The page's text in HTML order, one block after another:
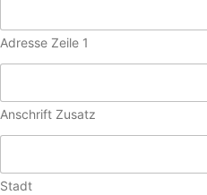
Adresse Zeile 1
Anschrift Zusatz
Stadt